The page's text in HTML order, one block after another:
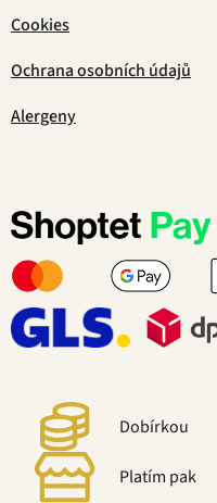
Cookies
Ochrana osobních údajů
Alergeny
Dobírkou
Platím pak